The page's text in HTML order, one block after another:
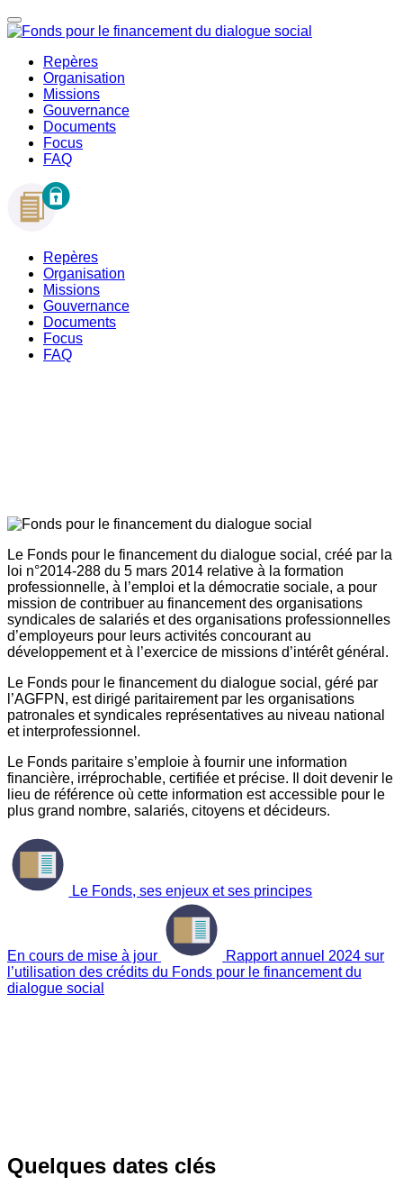
Repères
Organisation
Missions
Gouvernance
Documents
Focus
FAQ
Repères
Organisation
Missions
Gouvernance
Documents
Focus
FAQ
Le Fonds pour le financement du dialogue social, créé par la
loi n°2014-288 du 5 mars 2014 relative à la formation
professionnelle, à l’emploi et la démocratie sociale, a pour
mission de contribuer au financement des organisations
syndicales de salariés et des organisations professionnelles
d’employeurs pour leurs activités concourant au
développement et à l’exercice de missions d’intérêt général.
Le Fonds pour le financement du dialogue social, géré par
l’AGFPN, est dirigé paritairement par les organisations
patronales et syndicales représentatives au niveau national
et interprofessionnel.
Le Fonds paritaire s’emploie à fournir une information
financière, irréprochable, certifiée et précise. Il doit devenir le
lieu de référence où cette information est accessible pour le
plus grand nombre, salariés, citoyens et décideurs.
Le Fonds, ses enjeux et ses principes
En cours de mise à jour
Rapport annuel 2024 sur
l’utilisation des crédits du Fonds pour le financement du
dialogue social
Quelques dates clés